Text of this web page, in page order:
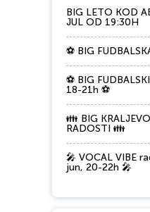
BIG LETO KOD
JUL OD 19:30H
⚽ BIG
⚽ BIG
18-21h ⚽
👪 BIG
RADOSTI 👪
🎤 VOCAL VIBE
jun, 20-22h 🎤